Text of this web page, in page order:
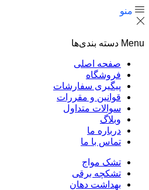
منو
Menu دسته بندی‌ها
صفحه اصلی
فروشگاه
پیگیری سفارشات
قوانین و مقررات
سوالات متداول
وبلاگ
درباره ما
تماس با ما
تشک مواج
تشکچه برقی
بهداشت دهان